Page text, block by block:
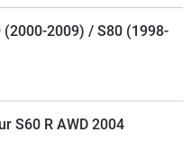
(2000-2009) / S80 (1998-
S60 R AWD 2004